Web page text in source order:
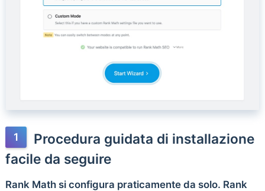
Procedura guidata di installazione
facile da seguire
Rank Math si configura praticamente da solo. Rank